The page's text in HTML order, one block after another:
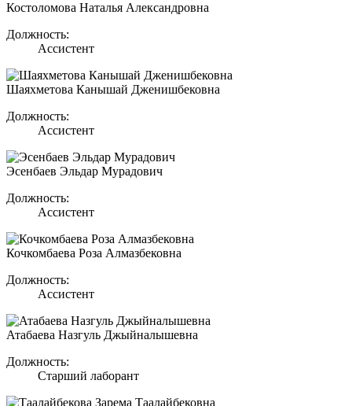
Костоломова Наталья Александровна
Должность:
Ассистент
Шаяхметова Канышай Дженишбековна
Должность:
Ассистент
Эсенбаев Эльдар Мурадович
Должность:
Ассистент
Кочкомбаева Роза Алмазбековна
Должность:
Ассистент
Атабаева Назгуль Джыйналышевна
Должность:
Старший лаборант